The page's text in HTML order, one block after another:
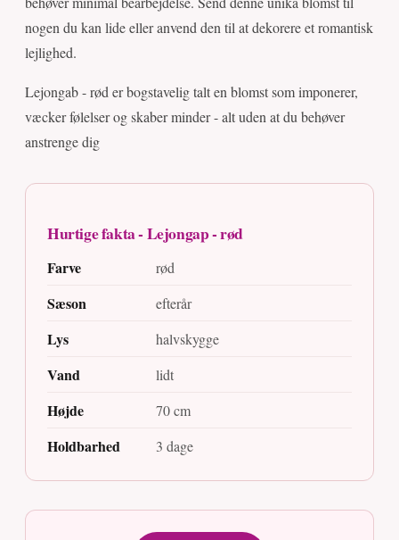
nogen du kan lide eller anvend den til at dekorere et romantisk
lejlighed.
Lejongab - rød er bogstavelig talt en blomst som imponerer,
væcker følelser og skaber minder - alt uden at du behøver
anstrenge dig
Hurtige fakta - Lejongap - rød
Farve rød
Sæson efterår
Lys halvskygge
Vand lidt
Højde 70 cm
Holdbarhed 3 dage